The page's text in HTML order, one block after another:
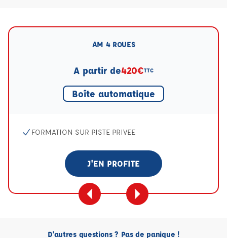
AM 4 ROUES
A partir de420€TTC
Boîte automatique
FORMATION SUR PISTE PRIVEE
J'EN PROFITE
D'autres questions ? Pas de panique !